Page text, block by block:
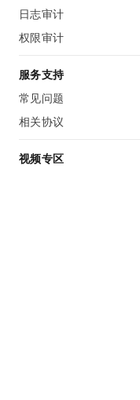
日志审计
权限审计
服务支持
常见问题
相关协议
视频专区